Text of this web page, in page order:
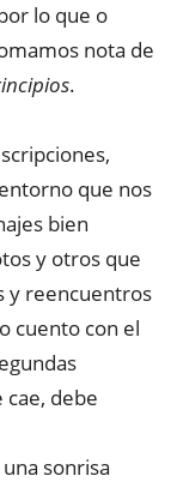
lo que o
nota de
.
que nos
bien
y otros que
y reencuentros
cuento con el
debe
sonrisa